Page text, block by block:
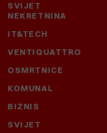
SVIJET
NEKRETNINA
IT&TECH
VENTIQUATTRO
OSMRTNICE
KOMUNAL
BIZNIS
SVIJET